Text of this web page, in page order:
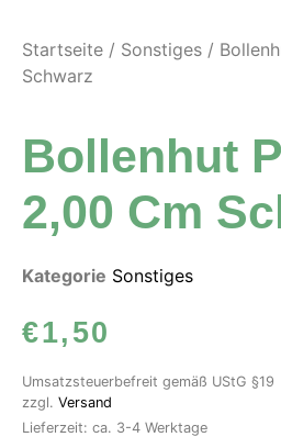
Startseite / Sonstiges /
Schwarz
Bollenhut
2,00 Cm
Kategorie Sonstiges
€1,50
Umsatzsteuerbefreit gemäß UStG §19
zzgl. Versand
Lieferzeit: ca. 3-4 Werktage